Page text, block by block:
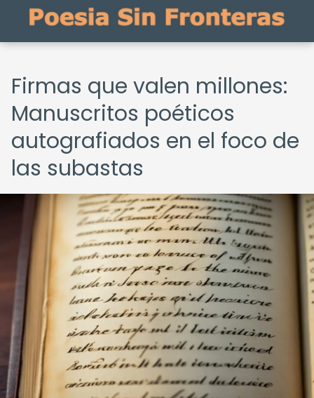
Firmas que valen millones:
Manuscritos poéticos
autografiados en el foco de
las subastas